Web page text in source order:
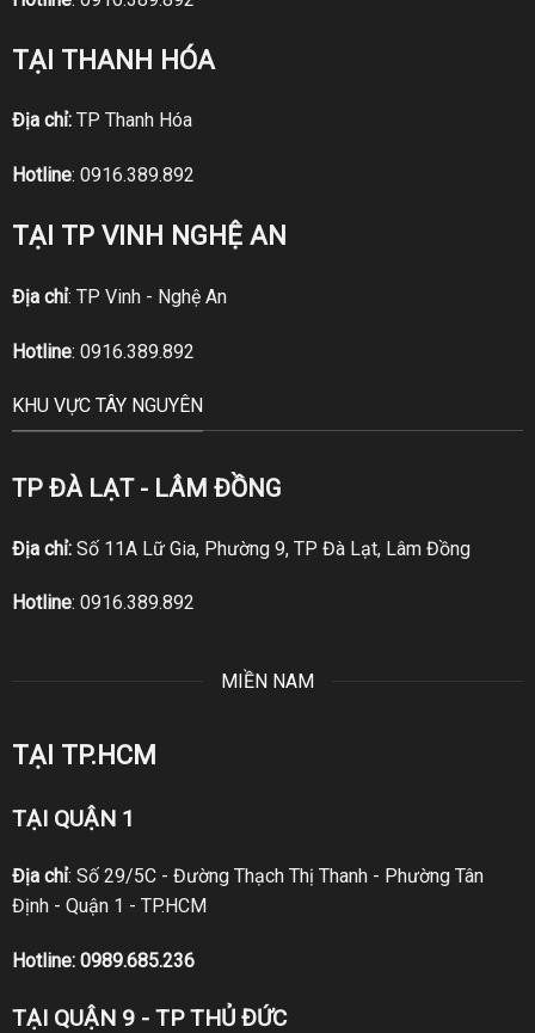
TẠI THANH HÓA
Địa chỉ:TP Thanh Hóa
Hotline: 0916.389.892
TẠI TP VINH NGHỆ AN
Địa chỉ: TP Vinh - Nghệ An
Hotline: 0916.389.892
KHU VỰC TÂY NGUYÊN
TP ĐÀ LẠT - LÂM ĐỒNG
Địa chỉ:Số 11A Lữ Gia, Phường 9, TP Đà Lạt, Lâm Đồng
Hotline: 0916.389.892
MIỀN NAM
TẠI TP.HCM
TẠI QUẬN 1
Địa chỉ: Số 29/5C - Đường Thạch Thị Thanh - Phường Tân
Định - Quận 1 - TP.HCM
Hotline: 0989.685.236
TẠI QUẬN 9 - TP THỦ ĐỨC